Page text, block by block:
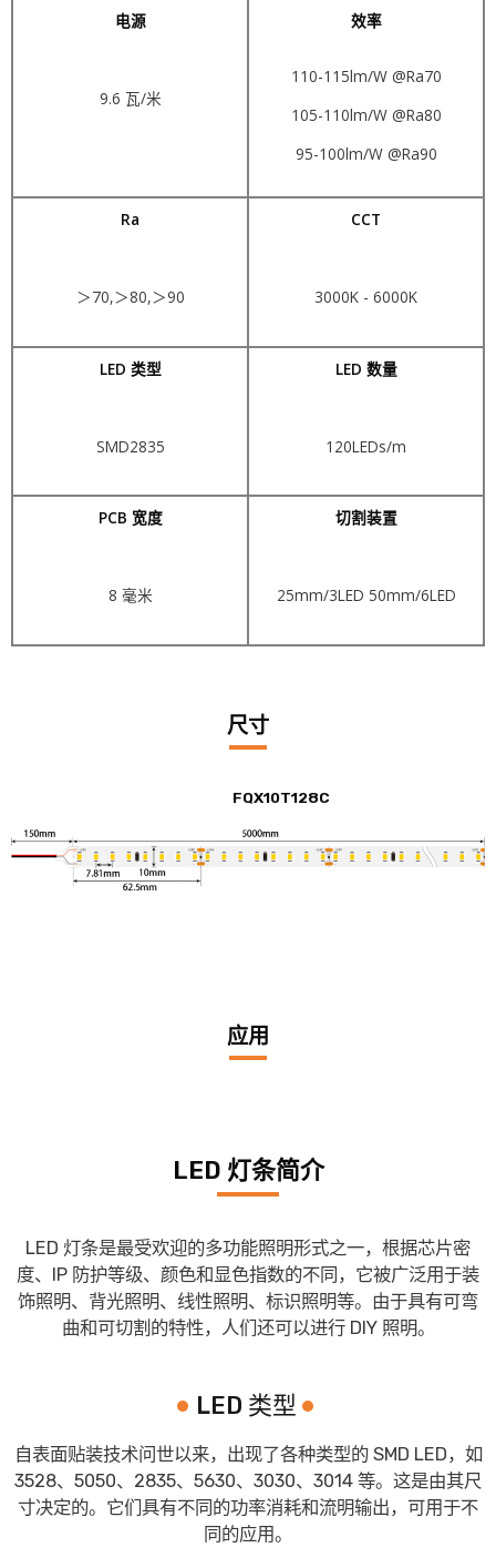
电源
9.6 瓦/米
效率
110-115lm/W @Ra70
105-110lm/W @Ra80
95-100lm/W @Ra90
Ra
＞70,＞80,＞90
CCT
3000K - 6000K
LED 类型
SMD2835
LED 数量
120LEDs/m
PCB 宽度
8 毫米
切割装置
25mm/3LED 50mm/6LED
尺寸
FQX10T128C
应用
LED 灯条简介
LED 灯条是最受欢迎的多功能照明形式之一，根据芯片密
度、IP 防护等级、颜色和显色指数的不同，它被广泛用于装
饰照明、背光照明、线性照明、标识照明等。由于具有可弯
曲和可切割的特性，人们还可以进行 DIY 照明。
LED 类型
自表面贴装技术问世以来，出现了各种类型的 SMD LED，如
3528、5050、2835、5630、3030、3014 等。这是由其尺
寸决定的。它们具有不同的功率消耗和流明输出，可用于不
同的应用。